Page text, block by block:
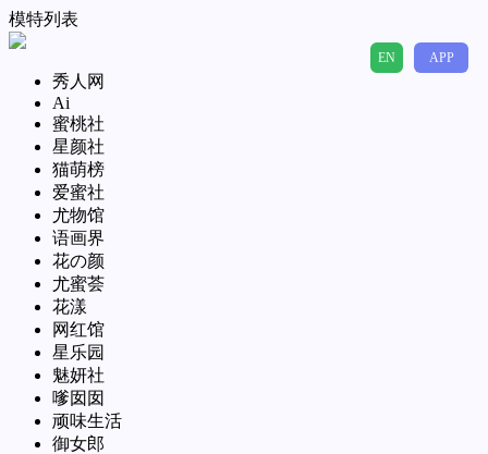
模特列表
APP
EN
秀人网
Ai
蜜桃社
星颜社
猫萌榜
爱蜜社
尤物馆
语画界
花の颜
尤蜜荟
花漾
网红馆
星乐园
魅妍社
嗲囡囡
顽味生活
御女郎